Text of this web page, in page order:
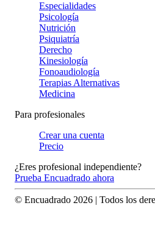
Especialidades
Psicología
Nutrición
Psiquiatría
Derecho
Kinesiología
Fonoaudiología
Terapias Alternativas
Medicina
Para profesionales
Crear una cuenta
Precio
¿Eres profesional independiente?
Prueba Encuadrado ahora
© Encuadrado 2026 | Todos los